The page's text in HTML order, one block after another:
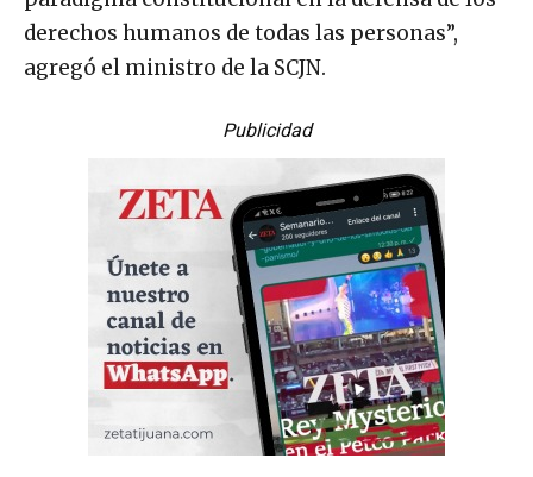
derechos humanos de todas las personas”,
agregó el ministro de la SCJN.
Publicidad